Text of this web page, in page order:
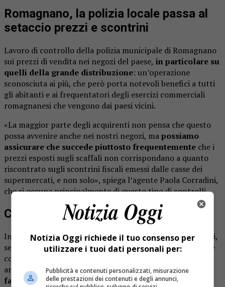
Romagnano, la polizia locale passa al
setaccio prezzi e scontrini
Lavoro di controllo della polizia municipale di Romagnano
sui prezzi di vendita nei negozi del paese, in particolare su
quelli della grande distribuzione: un’operazione
sconosciuta ai più, che però porta notevoli benefici a tutti
gli abitanti e ai frequentatori degli esercizi commerciali
romagnanesi che vengono dai paesi vicini.
«La maggior parte degli acquirenti non pensa che questo
possa avvenire anche nei nostri negozi, mapossiamo
assicurare che succede piuttosto frequentemente che i
prezzi esposti sugli scaffali non corrispondano a quanto
riscontrato sugli scontrini fiscali emessi dalle casse dei
supermercati, e non solo», spiega l’agente Paola Corradini,
che si occupa principalmente di questo tipo di controlli.
Come si fa il controllo
In pratica, ci si reca nei negozi e si acquistano dei prodotti,
segnandosi bene i prezzi indicati. Dopo l’acquisto l’agente
controlla gli scontrini per verificare che le cifre di ogni
articolo corrispondano. Dove questo non accade,viene
fatta una segnalazione alla direzione o ai titolari del
Notizia Oggi richiede il tuo consenso per
utilizzare i tuoi dati personali per:
Pubblicità e contenuti personalizzati, misurazione
delle prestazioni dei contenuti e degli annunci,